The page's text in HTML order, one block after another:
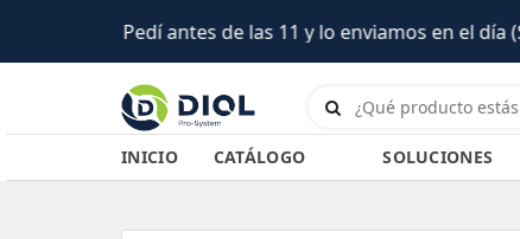
INICIO CATÁLOGO SOLUCIONES